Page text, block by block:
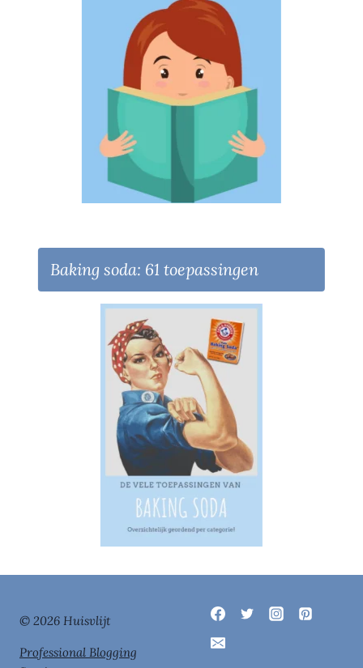
Baking soda: 61 toepassingen
© 2026 Huisvlijt
Professional Blogging